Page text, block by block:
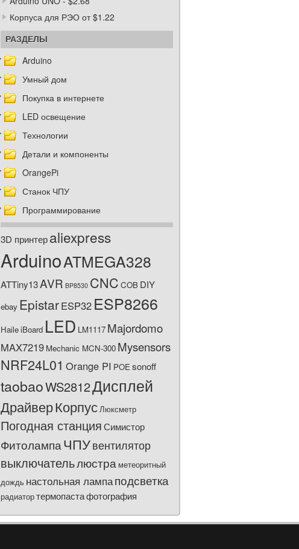
Корпуса для РЭО от $1.22
РАЗДЕЛЫ
Arduino
Умный дом
Покупка в интернете
LED освещение
Технологии
Детали и компоненты
OrangePi
Станок ЧПУ
Программирование
3D принтерaliexpress
ArduinoATMEGA328
ATTiny13AVR BP8530 CNC COB DIY
ebay EpistarESP32 ESP8266
HaileiBoard LED LM1117 Majordomo
MAX7219 Mechanic MCN-300 Mysensors
NRF24L01 Orange PI POEsonoff
taobaoWS2812Дисплей
ДрайверКорпусЛюксметр
Погодная станцияСимистор
ФитолампаЧПУвентилятор
выключательлюстра метеоритный
дождь настольная лампаподсветка
радиатортермопастафотография